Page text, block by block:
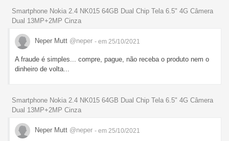
Smartphone Nokia 2.4 NK015 64GB Dual Chip Tela 6.5" 4G Câmera
Dual 13MP+2MP Cinza
Neper Mutt @neper - em 25/10/2021
A fraude é simples... compre, pague, não receba o produto nem o
dinheiro de volta...
Smartphone Nokia 2.4 NK015 64GB Dual Chip Tela 6.5" 4G Câmera
Dual 13MP+2MP Cinza
Neper Mutt @neper - em 25/10/2021